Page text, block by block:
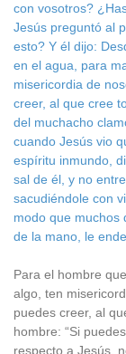
con vosotros?
Jesús preguntó al
esto? Y él dijo:
en el agua, para
misericordia de
creer, al que cree
del muchacho
cuando Jesús vio
espíritu inmundo,
sal de él, y no
sacudiéndole con
modo que muchos
de la mano, le
Para el hombre
algo, ten
puedes creer, al
hombre: “Si
respecto a Jesús,